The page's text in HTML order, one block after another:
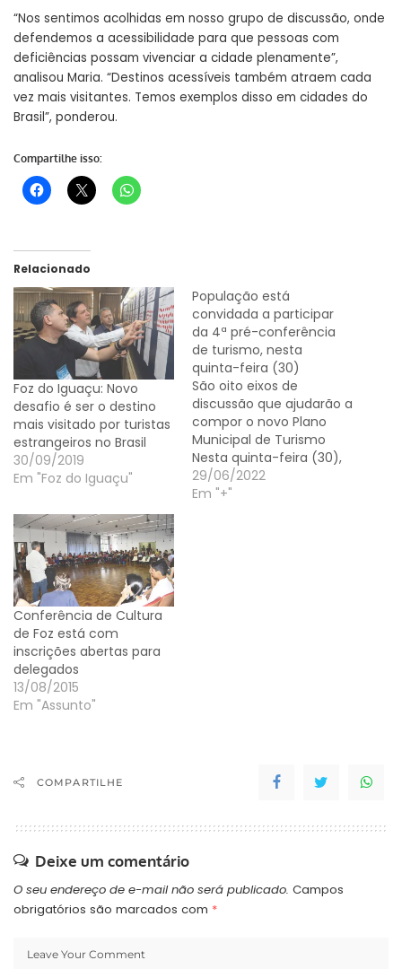
“Nos sentimos acolhidas em nosso grupo de discussão, onde
defendemos a acessibilidade para que pessoas com
deficiências possam vivenciar a cidade plenamente”,
analisou Maria. “Destinos acessíveis também atraem cada
vez mais visitantes. Temos exemplos disso em cidades do
Brasil”, ponderou.
Compartilhe isso:
Relacionado
Foz do Iguaçu: Novo
desafio é ser o destino
mais visitado por turistas
estrangeiros no Brasil
30/09/2019
Em "Foz do Iguaçu"
População está
convidada a participar
da 4ª pré-conferência
de turismo, nesta
quinta-feira (30)
São oito eixos de
discussão que ajudarão a
compor o novo Plano
Municipal de Turismo
Nesta quinta-feira (30),
será realizada a quarta
pré-conferência de
29/06/2022
Em "+"
Conferência de Cultura
de Foz está com
inscrições abertas para
delegados
13/08/2015
Em "Assunto"
COMPARTILHE
Deixe um comentário
O seu endereço de e-mail não será publicado. Campos
obrigatórios são marcados com *